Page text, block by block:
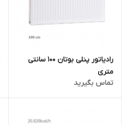
رادیاتور پنلی بوتان 100 سانتی
متری
تماس بگیرید